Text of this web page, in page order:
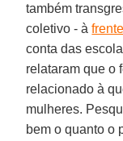
também
coletivo - à
conta das
relataram que o
relacionado à
mulheres.
bem o quanto o